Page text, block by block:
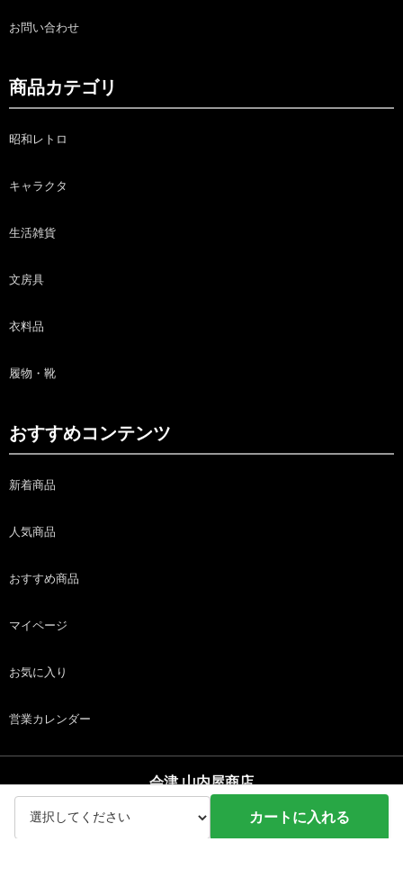
カートに入れる
お問い合わせ
商品カテゴリ
昭和レトロ
キャラクタ
生活雑貨
文房具
衣料品
履物・靴
おすすめコンテンツ
新着商品
人気商品
おすすめ商品
マイページ
お気に入り
営業カレンダー
会津 山内屋商店
copyright (c) 会津 山内屋商店 all rights reserved.
ホーム カート ログイン